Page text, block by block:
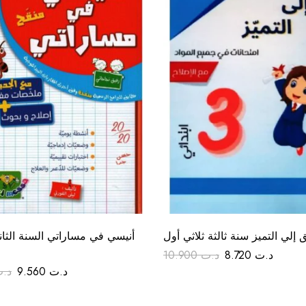
أنيسي في مساراتي السنة
د.ت
إلي التميز سنة ثالثة ثلاثي أول
د.ت10.900 د.ت